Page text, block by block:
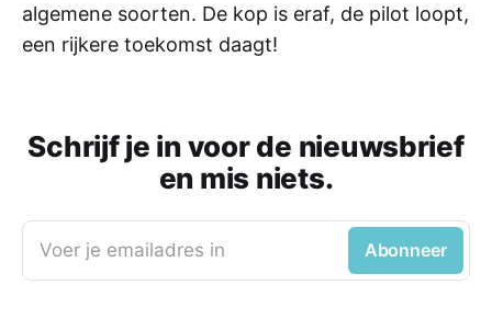
algemene soorten. De kop is eraf, de pilot loopt,
een rijkere toekomst daagt!
Schrijf je in voor de nieuwsbrief
en mis niets.
Voer je emailadres in Abonneer